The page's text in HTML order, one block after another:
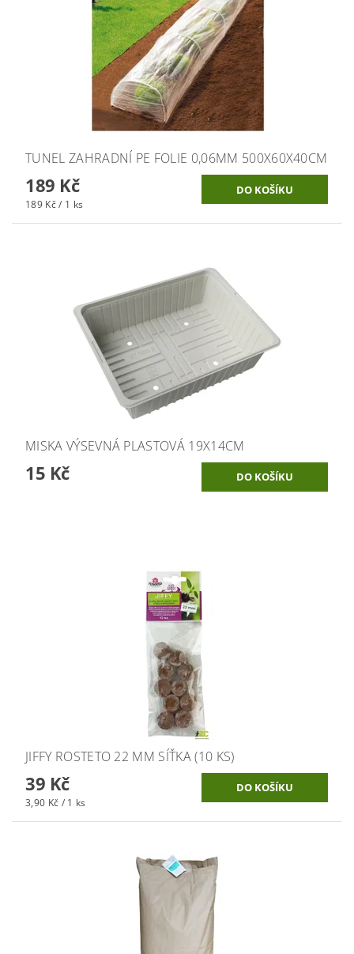
TUNEL ZAHRADNÍ PE FOLIE 0,06MM 500X60X40CM
189 Kč
189 Kč / 1 ks
MISKA VÝSEVNÁ PLASTOVÁ 19X14CM
15 Kč
JIFFY ROSTETO 22 MM SÍŤKA (10 KS)
39 Kč
3,90 Kč / 1 ks